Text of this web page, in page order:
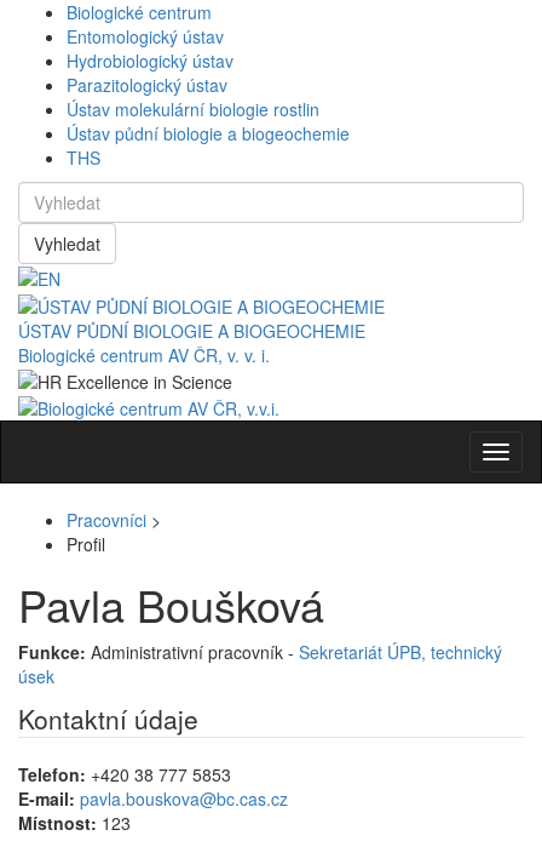
Biologické centrum
Entomologický ústav
Hydrobiologický ústav
Parazitologický ústav
Ústav molekulární biologie rostlin
Ústav půdní biologie a biogeochemie
THS
Vyhledat
ÚSTAV PŮDNÍ BIOLOGIE A BIOGEOCHEMIE
Biologické centrum AV ČR, v. v. i.
Pracovníci >
Profil
Pavla Boušková
Funkce: Administrativní pracovník - Sekretariát ÚPB, technický
úsek
Kontaktní údaje
Telefon: +420 38 777 5853
E-mail: pavla.bouskova@bc.cas.cz
Místnost: 123